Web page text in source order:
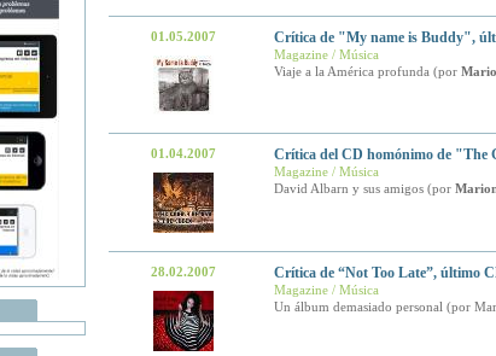
01.05.2007 Crítica de "My name is Buddy",
Magazine / Música
Viaje a la América profunda (por
01.04.2007 Crítica del CD homónimo de "The
Magazine / Música
David Albarn y sus amigos (por
28.02.2007 Crítica de “Not Too Late”, último
Magazine / Música
Un álbum demasiado personal (por